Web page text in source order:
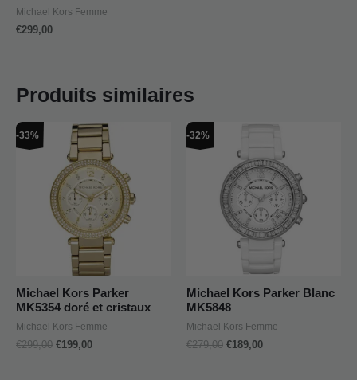
Michael Kors Femme
€299,00
Produits similaires
-33%
Michael Kors Parker
MK5354 doré et cristaux
Michael Kors Femme
€299,00
prix
initial
était :
€299,00.
€199,00
Le
prix
actuel
est :
€199,00.
-32%
Michael Kors Parker Blanc
MK5848
Michael Kors Femme
€279,00
initial
était :
€279,00.
€189,00
actuel
est :
€189,00.